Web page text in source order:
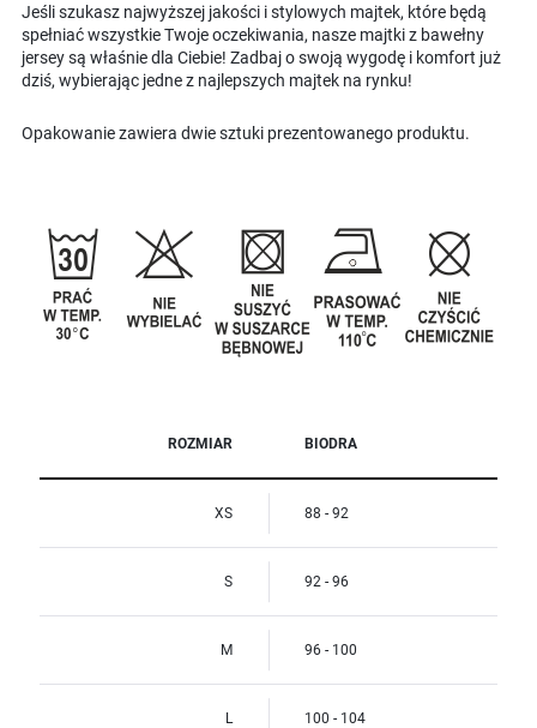
Jeśli szukasz najwyższej jakości i stylowych majtek, które będą
spełniać wszystkie Twoje oczekiwania, nasze majtki z bawełny
jersey są właśnie dla Ciebie! Zadbaj o swoją wygodę i komfort już
dziś, wybierając jedne z najlepszych majtek na rynku!
Opakowanie zawiera dwie sztuki prezentowanego produktu.
ROZMIAR BIODRA
XS 88 - 92
S 92 - 96
M 96 - 100
L 100 - 104